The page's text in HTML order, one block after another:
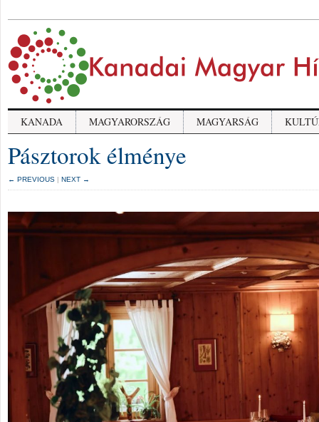
KANADA MAGYARORSZÁG MAGYARSÁG
Pásztorok élménye
← PREVIOUS | NEXT →